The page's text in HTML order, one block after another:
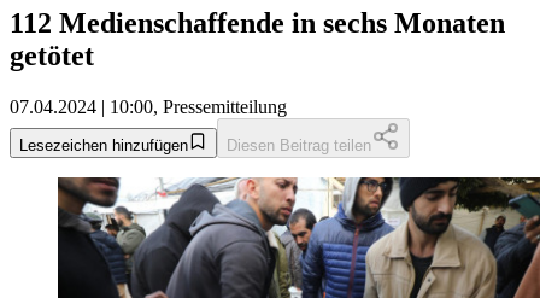
112 Medienschaffende in sechs Monaten
getötet
07.04.2024 | 10:00, Pressemitteilung
Lesezeichen hinzufügen Diesen Beitrag teilen